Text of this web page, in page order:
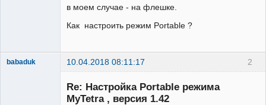
в моем случае - на флешке.
Как настроить режим Portable ?
2
babaduk 10.04.2018 08:11:17
Re: Настройка Portable режима
MyTetra , версия 1.42